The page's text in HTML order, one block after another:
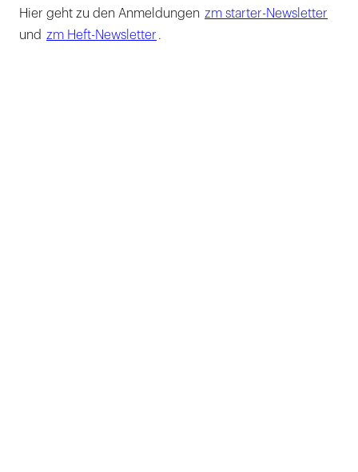
Hier geht zu den Anmeldungen zm starter-Newsletter
und zm Heft-Newsletter .